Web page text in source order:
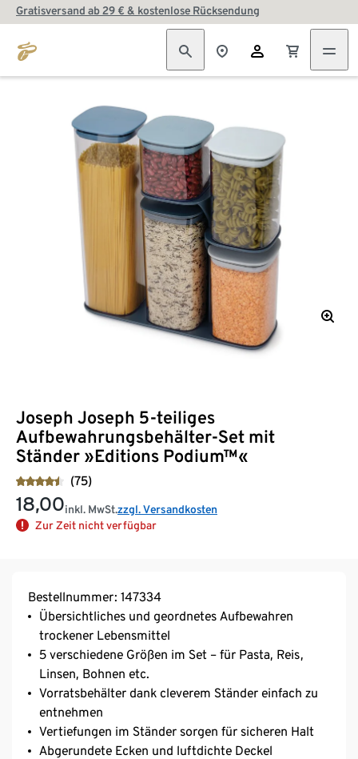
Gratisversand ab 29 € & kostenlose Rücksendung
Joseph Joseph 5-teiliges
Aufbewahrungsbehälter-Set mit
Ständer »Editions Podium™«
(75)
18,00inkl. MwSt.zzgl. Versandkosten
Zur Zeit nicht verfügbar
Bestellnummer: 147334
Übersichtliches und geordnetes Aufbewahren
trockener Lebensmittel
5 verschiedene Größen im Set – für Pasta, Reis,
Linsen, Bohnen etc.
Vorratsbehälter dank cleverem Ständer einfach zu
entnehmen
Vertiefungen im Ständer sorgen für sicheren Halt
Abgerundete Ecken und luftdichte Deckel